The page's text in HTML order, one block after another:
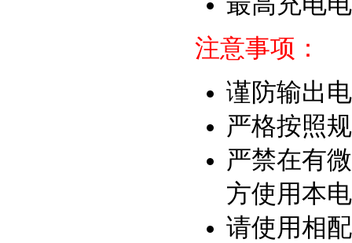
注意事项：
谨防输出
严格按照
严禁在有
方使用本
请使用相